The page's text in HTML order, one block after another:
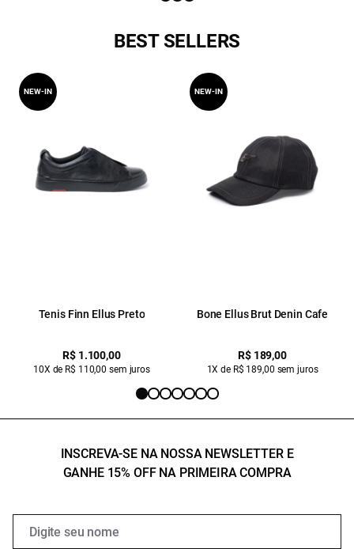
BEST SELLERS
Tenis Finn Ellus Preto
R$ 1.100,00
10X de R$ 110,00 sem juros
NEW-IN
Bone Ellus Brut Denin Cafe
R$ 189,00
1X de R$ 189,00 sem juros
NEW-IN
INSCREVA-SE NA NOSSA NEWSLETTER E
GANHE 15% OFF NA PRIMEIRA COMPRA